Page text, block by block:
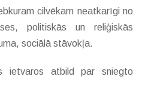
cilvēkam neatkarīgi no
politiskās un reliģiskās
sociālā stāvokļa.
ietvaros atbild par sniegto